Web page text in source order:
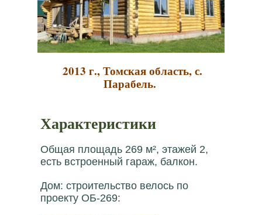
2013 г., Томская область, с.
Парабель.
Характеристики
Общая площадь 269 м², этажей 2,
есть встроенный гараж, балкон.
Дом: строительство велось по
проекту ОБ-269: